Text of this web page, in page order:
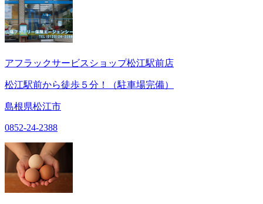
アフラックサービスショップ松江駅前店
松江駅前から徒歩５分！（駐車場完備）
島根県松江市
0852-24-2388